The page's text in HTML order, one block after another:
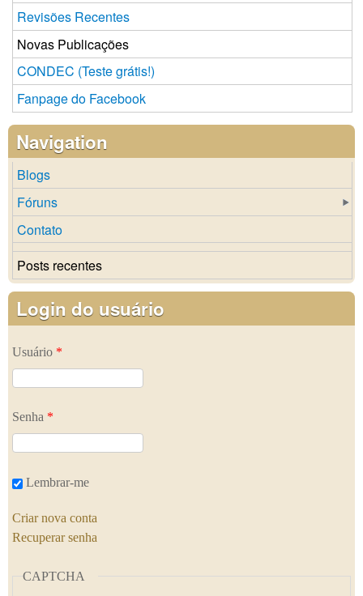
Revisões Recentes
Novas Publicações
CONDEC (Teste grátis!)
Fanpage do Facebook
Navigation
Blogs
Fóruns
Contato
Posts recentes
Login do usuário
Usuário *
Senha *
Lembrar-me
Criar nova conta
Recuperar senha
CAPTCHA